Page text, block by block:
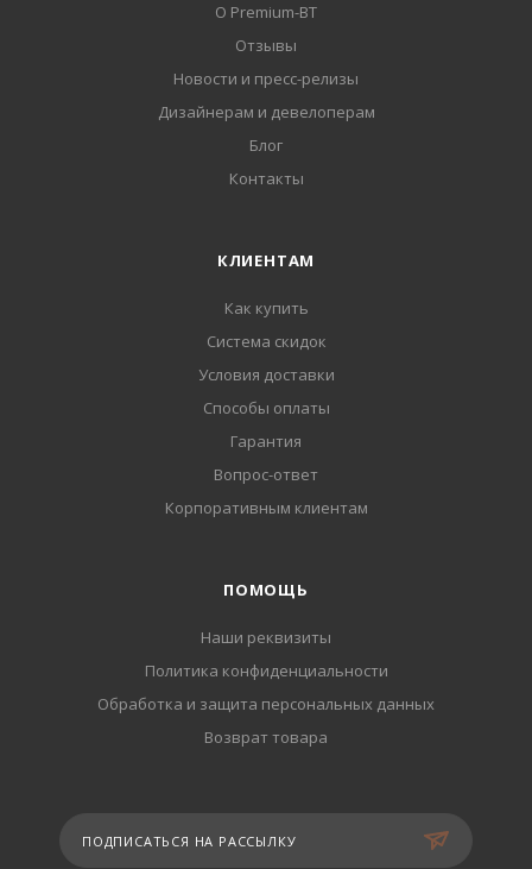
О Premium-BT
Отзывы
Новости и пресс-релизы
Дизайнерам и девелоперам
Блог
Контакты
КЛИЕНТАМ
Как купить
Система скидок
Условия доставки
Способы оплаты
Гарантия
Вопрос-ответ
Корпоративным клиентам
ПОМОЩЬ
Наши реквизиты
Политика конфиденциальности
Обработка и защита персональных данных
Возврат товара
ПОДПИСАТЬСЯ НА РАССЫЛКУ